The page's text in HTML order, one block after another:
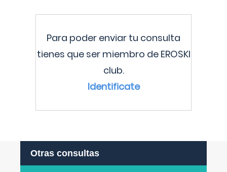
Para poder enviar tu consulta
tienes que ser miembro de EROSKI
club.
Identificate
Otras consultas